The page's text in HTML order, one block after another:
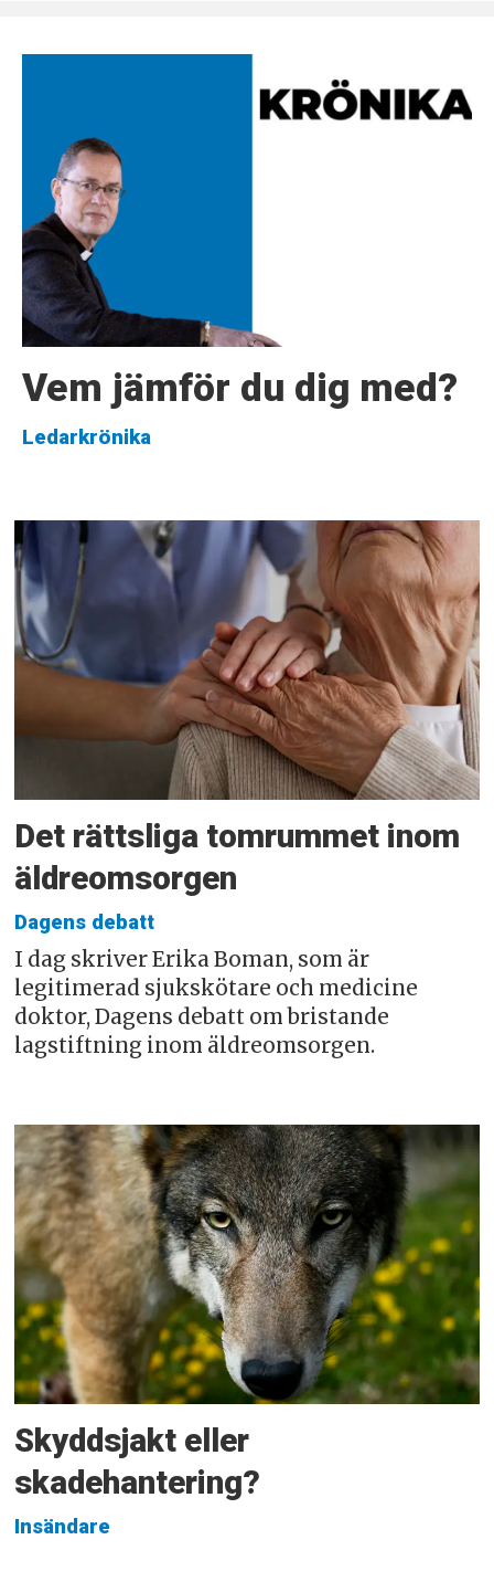
Vem jämför du dig med?
Ledarkrönika
Det rättsliga tomrummet inom
äldreomsorgen
Dagens debatt
I dag skriver Erika Boman, som är
legitimerad sjukskötare och medicine
doktor, Dagens debatt om bristande
lagstiftning inom äldreomsorgen.
Skyddsjakt eller
skadehantering?
Insändare